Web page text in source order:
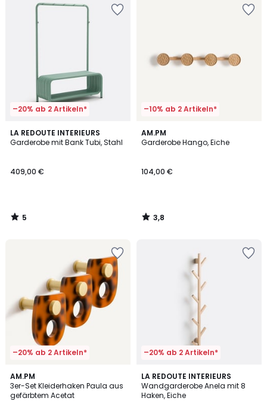
–20% ab 2 Artikeln*
LA REDOUTE INTERIEURS
Garderobe mit Bank Tubi, Stahl
409,00 €
5
/
5
/
–10% ab 2 Artikeln*
AM.PM
Garderobe Hango, Eiche
104,00 €
3,8
/ 5
3,8
/
–20% ab 2 Artikeln*
AM.PM
3er-Set Kleiderhaken Paula aus
gefärbtem Acetat
–20% ab 2 Artikeln*
LA REDOUTE INTERIEURS
Wandgarderobe Anela mit 8
Haken, Eiche
3,2
/ 5